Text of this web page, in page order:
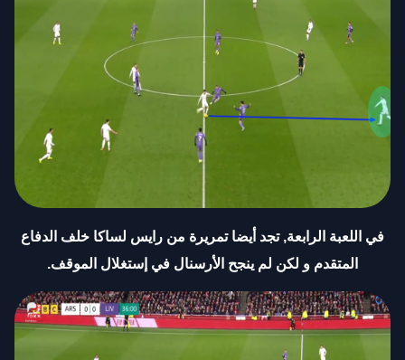
في اللعبة الرابعة, تجد أيضا تمريرة من رايس لساكا خلف الدفاع
المتقدم و لكن لم ينجح الأرسنال في إستغلال الموقف.